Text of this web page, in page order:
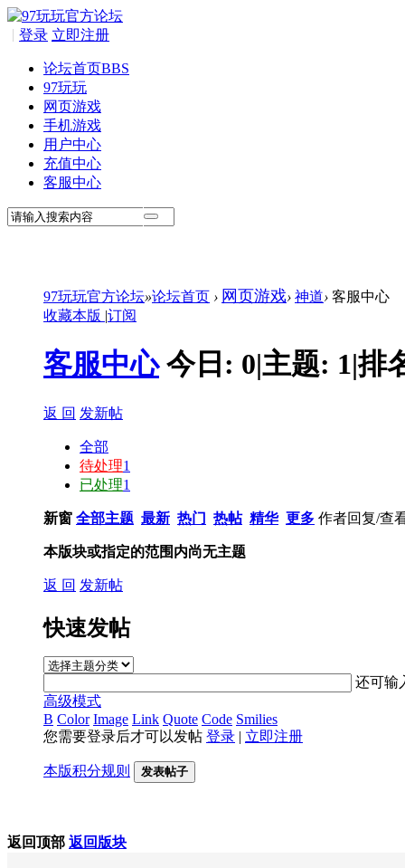
登录
| 立即注册
论坛首页BBS
97玩玩
网页游戏
手机游戏
用户中心
充值中心
客服中心
97玩玩官方论坛»论坛首页 › 网页游戏› 神道› 客服中心
收藏本版 |订阅
客服中心 今日: 0|主题: 1|排
返 回 发新帖
全部
待处理1
已处理1
新窗 全部主题 最新 热门 热帖 精华 更多 作者回复/查
本版块或指定的范围内尚无主题
返 回 发新帖
快速发帖
还可输
高级模式
B Color Image Link Quote Code Smilies
您需要登录后才可以发帖 登录 | 立即注册
本版积分规则 发表帖子
返回顶部 返回版块